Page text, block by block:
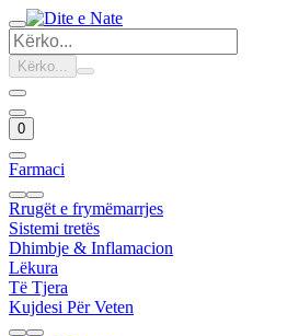
Kërko...
0
Farmaci
Rrugët e frymëmarrjes
Sistemi tretës
Dhimbje & Inflamacion
Lëkura
Të Tjera
Kujdesi Për Veten